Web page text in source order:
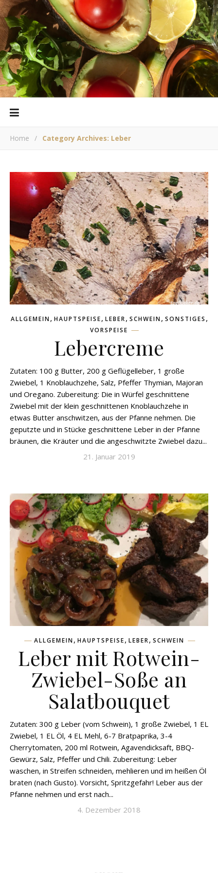
Home / Category Archives: Leber
ALLGEMEIN, HAUPTSPEISE, LEBER, SCHWEIN, SONSTIGES ,
VORSPEISE
Lebercreme
Zutaten: 100 g Butter, 200 g Geflügelleber, 1 große
Zwiebel, 1 Knoblauchzehe, Salz, Pfeffer Thymian, Majoran
und Oregano. Zubereitung: Die in Würfel geschnittene
Zwiebel mit der klein geschnittenen Knoblauchzehe in
etwas Butter anschwitzen, aus der Pfanne nehmen. Die
geputzte und in Stücke geschnittene Leber in der Pfanne
bräunen, die Kräuter und die angeschwitzte Zwiebel dazu...
21. Januar 2019
ALLGEMEIN, HAUPTSPEISE, LEBER, SCHWEIN
Leber mit Rotwein-
Zwiebel-Soße an
Salatbouquet
Zutaten: 300 g Leber (vom Schwein), 1 große Zwiebel, 1 EL
Zwiebel, 1 EL Öl, 4 EL Mehl, 6-7 Bratpaprika, 3-4
Cherrytomaten, 200 ml Rotwein, Agavendicksaft, BBQ-
Gewürz, Salz, Pfeffer und Chili. Zubereitung: Leber
waschen, in Streifen schneiden, mehlieren und im heißen Öl
braten (nach Gusto). Vorsicht, Spritzgefahr! Leber aus der
Pfanne nehmen und erst nach...
4. Dezember 2018